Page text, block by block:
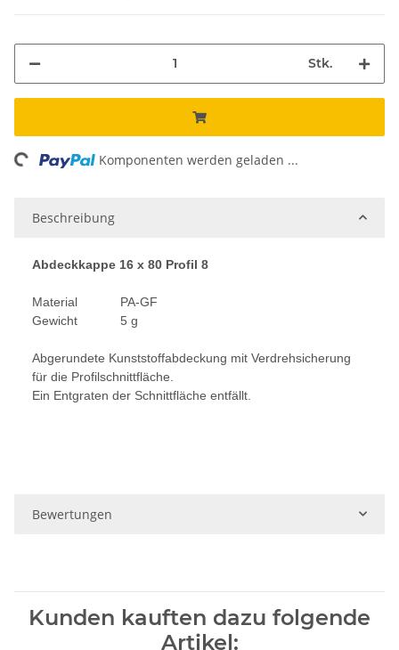
Stk.
Komponenten werden geladen ...
Beschreibung
Abdeckkappe 16 x 80 Profil 8
Material PA-GF
Gewicht 5 g
Abgerundete Kunststoffabdeckung mit Verdrehsicherung
für die Profilschnittfläche.
Ein Entgraten der Schnittfläche entfällt.
Bewertungen
Kunden kauften dazu folgende
Artikel: